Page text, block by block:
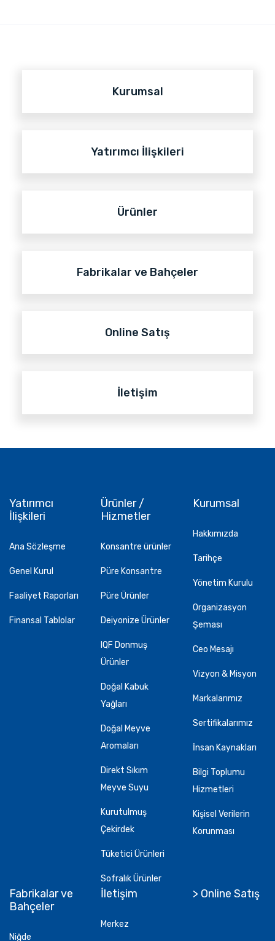
Kurumsal
Yatırımcı İlişkileri
Ürünler
Fabrikalar ve Bahçeler
Online Satış
İletişim
Yatırımcı
İlişkileri
Ana Sözleşme
Genel Kurul
Faaliyet Raporları
Finansal Tablolar
Ürünler /
Hizmetler
Konsantre ürünler
Püre Konsantre
Püre Ürünler
Deiyonize Ürünler
IQF Donmuş
Ürünler
Doğal Kabuk
Yağları
Doğal Meyve
Aromaları
Direkt Sıkım
Meyve Suyu
Kurutulmuş
Çekirdek
Tüketici Ürünleri
Sofralık Ürünler
Kurumsal
Hakkımızda
Tarihçe
Yönetim Kurulu
Organizasyon
Şeması
Ceo Mesajı
Vizyon & Misyon
Markalarımız
Sertifikalarımız
İnsan Kaynakları
Bilgi Toplumu
Hizmetleri
Kişisel Verilerin
Korunması
Fabrikalar ve
Bahçeler
Niğde
İletişim
Merkez
> Online Satış